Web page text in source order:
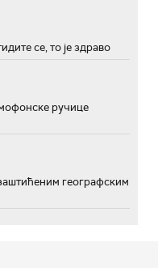
се, то је здраво
ручице
географским